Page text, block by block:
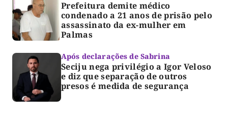
Prefeitura demite médico
condenado a 21 anos de prisão pelo
assassinato da ex-mulher em
Palmas
Após declarações de Sabrina
Seciju nega privilégio a Igor Veloso
e diz que separação de outros
presos é medida de segurança